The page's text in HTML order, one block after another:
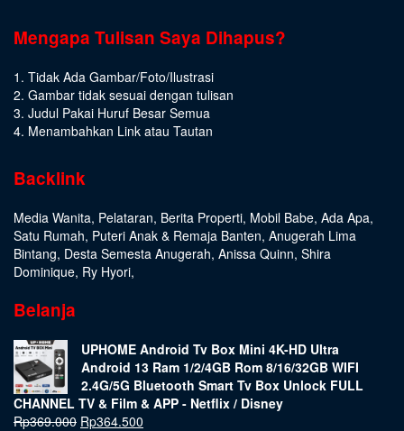
Mengapa Tulisan Saya Dihapus?
1. Tidak Ada Gambar/Foto/Ilustrasi
2. Gambar tidak sesuai dengan tulisan
3. Judul Pakai Huruf Besar Semua
4. Menambahkan Link atau Tautan
Backlink
Media Wanita, Pelataran, Berita Properti, Mobil Babe, Ada Apa,
Satu Rumah, Puteri Anak & Remaja Banten, Anugerah Lima
Bintang, Desta Semesta Anugerah, Anissa Quinn, Shira
Dominique, Ry Hyori,
Belanja
UPHOME Android Tv Box Mini 4K-HD Ultra
Android 13 Ram 1/2/4GB Rom 8/16/32GB WIFI
2.4G/5G Bluetooth Smart Tv Box Unlock FULL
CHANNEL TV & Film & APP - Netflix / Disney
Rp369.000 Rp364.500